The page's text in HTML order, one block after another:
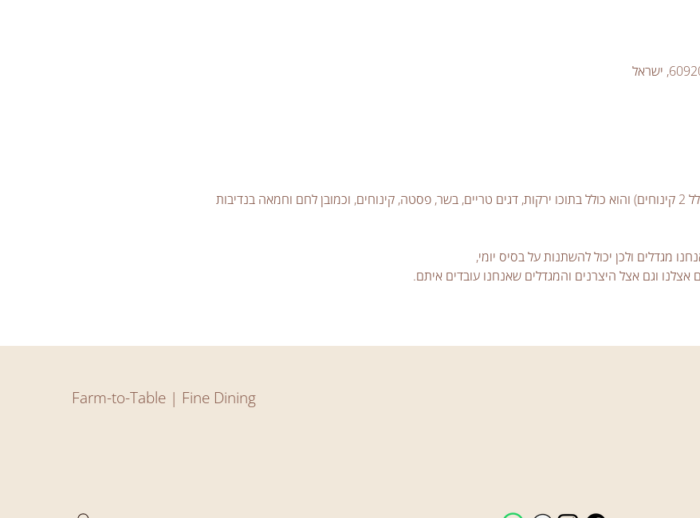
הוא בנוי מ 7-10 מנות לכל סועד (כולל 2 קינוחים) והוא כולל בתוכו ירקות, דגים טריים, בשר, פסטה, קינוחים, וכמובן לחם וחמאה בנדיבות
מגדלים ולכן יכול להשתנות על בסיס יומי,
וגם אצל היצרנים והמגדלים שאנחנו עובדים איתם.
Farm-to-Table | Fine Dining